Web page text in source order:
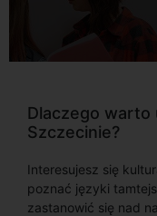
Dlaczego
Szczecinie?
Interesujesz się
poznać języki
zastanowić się nad